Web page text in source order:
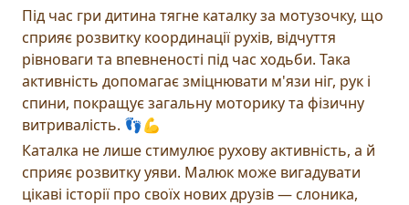
Під час гри дитина тягне каталку за мотузочку, що
сприяє розвитку координації рухів, відчуття
рівноваги та впевненості під час ходьби. Така
активність допомагає зміцнювати м'язи ніг, рук і
спини, покращує загальну моторику та фізичну
витривалість. 👣💪
Каталка не лише стимулює рухову активність, а й
сприяє розвитку уяви. Малюк може вигадувати
цікаві історії про своїх нових друзів — слоника,